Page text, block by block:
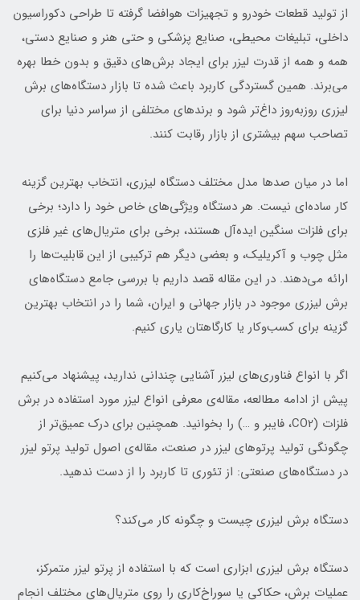
از تولید قطعات خودرو و تجهیزات هوافضا گرفته تا طراحی دکوراسیون
داخلی، تبلیغات محیطی، صنایع پزشکی و حتی هنر و صنایع دستی،
همه و همه از قدرت لیزر برای ایجاد برش‌های دقیق و بدون خطا بهره
می‌برند. همین گستردگی کاربرد باعث شده تا بازار دستگاه‌های برش
لیزری روزبه‌روز داغ‌تر شود و برندهای مختلفی از سراسر دنیا برای
تصاحب سهم بیشتری از بازار رقابت کنند.
اما در میان صدها مدل مختلف دستگاه لیزری، انتخاب بهترین گزینه
کار ساده‌ای نیست. هر دستگاه ویژگی‌های خاص خود را دارد؛ برخی
برای فلزات سنگین ایده‌آل هستند، برخی برای متریال‌های غیر فلزی
مثل چوب و آکریلیک، و بعضی دیگر هم ترکیبی از این قابلیت‌ها را
ارائه می‌دهند. در این مقاله قصد داریم با بررسی جامع دستگاه‌های
برش لیزری موجود در بازار جهانی و ایران، شما را در انتخاب بهترین
گزینه برای کسب‌وکار یا کارگاهتان یاری کنیم.
اگر با انواع فناوری‌های لیزر آشنایی چندانی ندارید، پیشنهاد می‌کنیم
پیش از ادامه مطالعه، مقاله‌ی معرفی انواع لیزر مورد استفاده در برش
فلزات (CO2، فایبر و …) را بخوانید. همچنین برای درک عمیق‌تر از
چگونگی تولید پرتوهای لیزر در صنعت، مقاله‌ی اصول تولید پرتو لیزر
در دستگاه‌های صنعتی: از تئوری تا کاربرد را از دست ندهید.
دستگاه برش لیزری چیست و چگونه کار می‌کند؟
دستگاه برش لیزری ابزاری است که با استفاده از پرتو لیزر متمرکز،
عملیات برش، حکاکی یا سوراخ‌کاری را روی متریال‌های مختلف انجام